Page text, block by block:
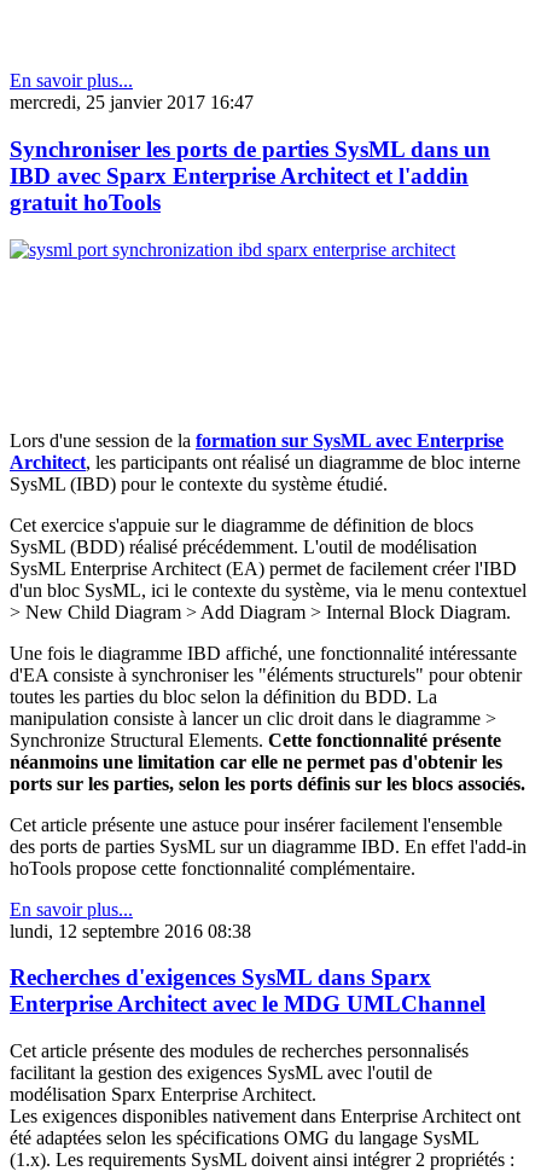
En savoir plus...
mercredi, 25 janvier 2017 16:47
Synchroniser les ports de parties SysML dans un
IBD avec Sparx Enterprise Architect et l'addin
gratuit hoTools
Lors d'une session de la formation sur SysML avec Enterprise
Architect, les participants ont réalisé un diagramme de bloc interne
SysML (IBD) pour le contexte du système étudié.
Cet exercice s'appuie sur le diagramme de définition de blocs
SysML (BDD) réalisé précédemment. L'outil de modélisation
SysML Enterprise Architect (EA) permet de facilement créer l'IBD
d'un bloc SysML, ici le contexte du système, via le menu contextuel
> New Child Diagram > Add Diagram > Internal Block Diagram.
Une fois le diagramme IBD affiché, une fonctionnalité intéressante
d'EA consiste à synchroniser les "éléments structurels" pour obtenir
toutes les parties du bloc selon la définition du BDD. La
manipulation consiste à lancer un clic droit dans le diagramme >
Synchronize Structural Elements. Cette fonctionnalité présente
néanmoins une limitation car elle ne permet pas d'obtenir les
ports sur les parties, selon les ports définis sur les blocs associés.
Cet article présente une astuce pour insérer facilement l'ensemble
des ports de parties SysML sur un diagramme IBD. En effet l'add-in
hoTools propose cette fonctionnalité complémentaire.
En savoir plus...
lundi, 12 septembre 2016 08:38
Recherches d'exigences SysML dans Sparx
Enterprise Architect avec le MDG UMLChannel
Cet article présente des modules de recherches personnalisés
facilitant la gestion des exigences SysML avec l'outil de
modélisation Sparx Enterprise Architect.
Les exigences disponibles nativement dans Enterprise Architect ont
été adaptées selon les spécifications OMG du langage SysML
(1.x). Les requirements SysML doivent ainsi intégrer 2 propriétés :